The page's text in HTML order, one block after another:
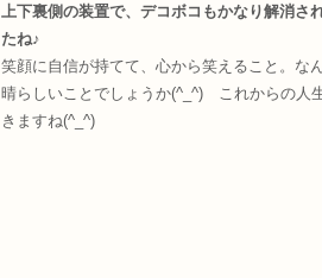
上下裏側の装置で、デコボコもかなり解消さ
たね♪
笑顔に自信が持てて、心から笑えること。な
晴らしいことでしょうか(^_^) これからの人
きますね(^_^)